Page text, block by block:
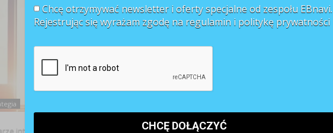
Chcę otrzymywać newsletter i oferty specjalne od zespołu EBnavi.
Rejestrując się wyrażam zgodę na regulamin i politykę prywatności